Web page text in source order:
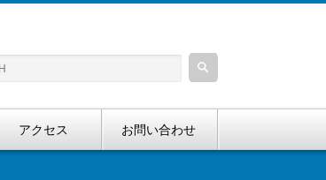
アクセス お問い合わせ